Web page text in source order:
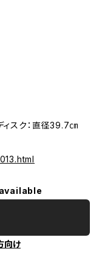
スク：直径39.7㎝
向け